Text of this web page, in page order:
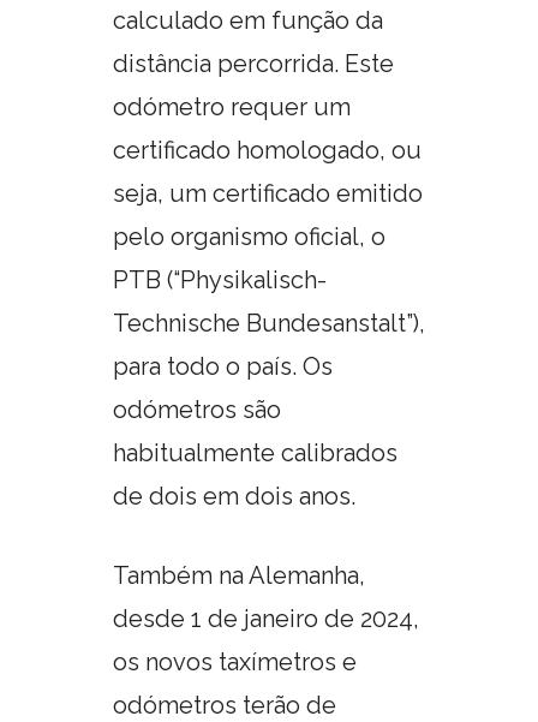
calculado em função da
distância percorrida. Este
odómetro requer um
certificado homologado, ou
seja, um certificado emitido
pelo organismo oficial, o
PTB (“Physikalisch-
Technische Bundesanstalt”),
para todo o país. Os
odómetros são
habitualmente calibrados
de dois em dois anos.
Também na Alemanha,
desde 1 de janeiro de 2024,
os novos taxímetros e
odómetros terão de